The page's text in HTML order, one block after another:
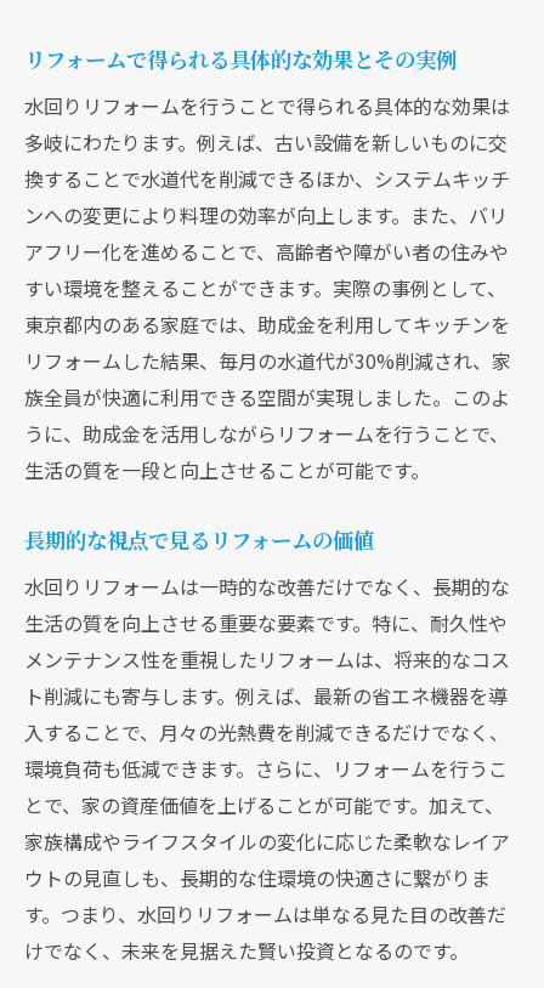
リフォームで得られる具体的な効果とその実例
水回りリフォームを行うことで得られる具体的な効果は
多岐にわたります。例えば、古い設備を新しいものに交
換することで水道代を削減できるほか、システムキッチ
ンへの変更により料理の効率が向上します。また、バリ
アフリー化を進めることで、高齢者や障がい者の住みや
すい環境を整えることができます。実際の事例として、
東京都内のある家庭では、助成金を利用してキッチンを
リフォームした結果、毎月の水道代が30%削減され、家
族全員が快適に利用できる空間が実現しました。このよ
うに、助成金を活用しながらリフォームを行うことで、
生活の質を一段と向上させることが可能です。
長期的な視点で見るリフォームの価値
水回りリフォームは一時的な改善だけでなく、長期的な
生活の質を向上させる重要な要素です。特に、耐久性や
メンテナンス性を重視したリフォームは、将来的なコス
ト削減にも寄与します。例えば、最新の省エネ機器を導
入することで、月々の光熱費を削減できるだけでなく、
環境負荷も低減できます。さらに、リフォームを行うこ
とで、家の資産価値を上げることが可能です。加えて、
家族構成やライフスタイルの変化に応じた柔軟なレイア
ウトの見直しも、長期的な住環境の快適さに繋がりま
す。つまり、水回りリフォームは単なる見た目の改善だ
けでなく、未来を見据えた賢い投資となるのです。